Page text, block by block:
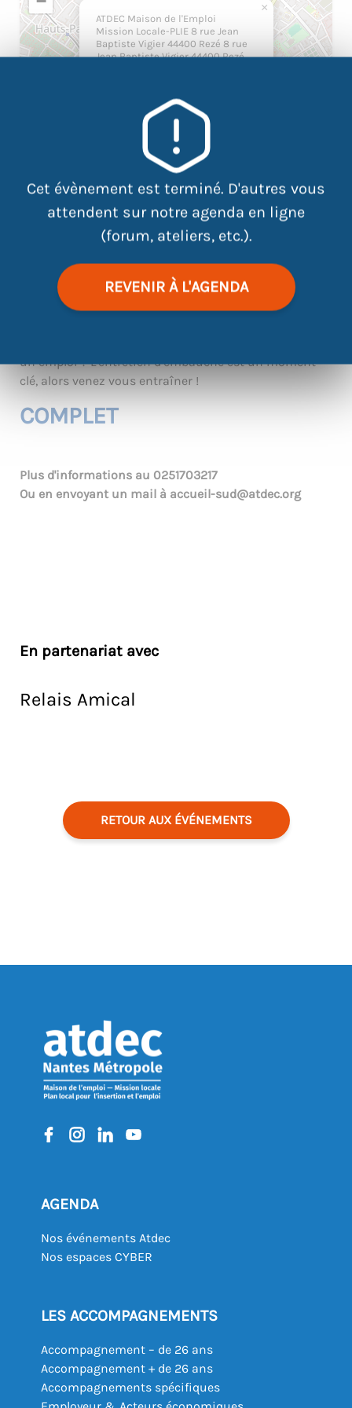
Cet évènement est terminé. D'autres vous
attendent sur notre agenda en ligne
(forum, ateliers, etc.).
REVENIR À L'AGENDA
ATDEC Maison de l'Emploi
Mission Locale-PLIE 8 rue Jean
Baptiste Vigier 44400 Rezé 8 rue
Jean Baptiste Vigier 44400 Rezé
×
Leaflet |©OpenStreetMapcontributors
un emploi ? L’entretien d’embauche est un moment
clé, alors venez vous entraîner !
COMPLET
Plus d'informations au 0251703217
Ou en envoyant un mail à accueil-sud@atdec.org
En partenariat avec
Relais Amical
RETOUR AUX ÉVÉNEMENTS
AGENDA
Nos événements Atdec
Nos espaces CYBER
LES ACCOMPAGNEMENTS
Accompagnement – de 26 ans
Accompagnement + de 26 ans
Accompagnements spécifiques